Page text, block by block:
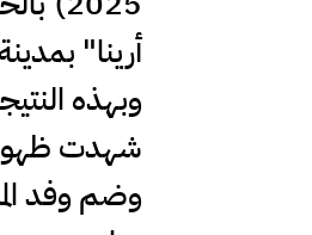
أرينا" بمدينة
شهدت ظهوره الثاني تاريخيا
وضم وفد